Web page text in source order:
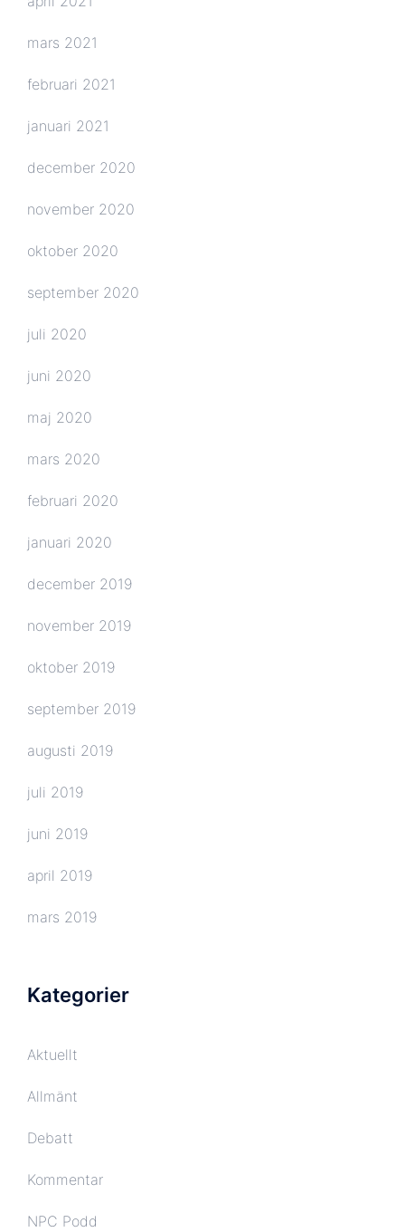
mars 2021
februari 2021
januari 2021
december 2020
november 2020
oktober 2020
september 2020
juli 2020
juni 2020
maj 2020
mars 2020
februari 2020
januari 2020
december 2019
november 2019
oktober 2019
september 2019
augusti 2019
juli 2019
juni 2019
april 2019
mars 2019
Kategorier
Aktuellt
Allmänt
Debatt
Kommentar
NPC Podd